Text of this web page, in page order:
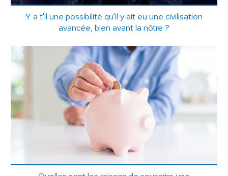
Y a t'il une possibilité qu'il y ait eu une civilisation
avancée, bien avant la nôtre ?